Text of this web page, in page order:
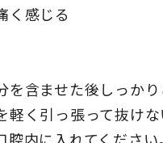
く感じる
を含ませた後しっかり
軽く引っ張って抜け
内に入れてください。